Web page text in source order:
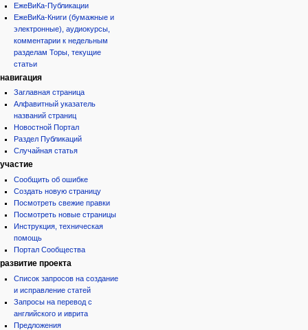
ЕжеВиКа-Публикации
ЕжеВиКа-Книги (бумажные и
электронные), аудиокурсы,
комментарии к недельным
разделам Торы, текущие
статьи
навигация
Заглавная страница
Алфавитный указатель
названий страниц
Новостной Портал
Раздел Публикаций
Случайная статья
участие
Сообщить об ошибке
Создать новую страницу
Посмотреть свежие правки
Посмотреть новые страницы
Инструкция, техническая
помощь
Портал Сообщества
развитие проекта
Список запросов на создание
и исправление статей
Запросы на перевод с
английского и иврита
Предложения